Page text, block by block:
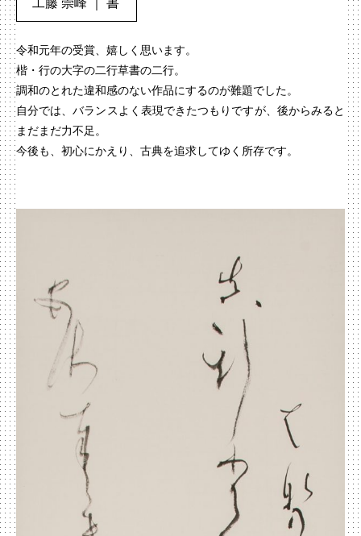
令和元年の受賞、嬉しく思います。
楷・行の大字の二行草書の二行。
調和のとれた違和感のない作品にするのが難題でした。
自分では、バランスよく表現できたつもりですが、後からみると
まだまだ力不足。
今後も、初心にかえり、古典を追求してゆく所存です。